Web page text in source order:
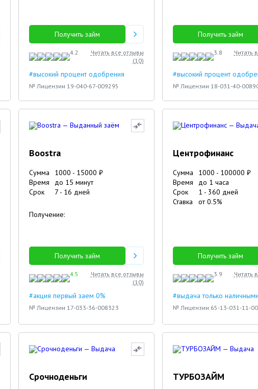
Получить займ
4.2
Читать все отзывы
(10)
#высокий процент одобрения
№ Лицензии 19-040-67-009295
Получить займ
3.8
Читать
#высокий процент
№ Лицензии 18-031-40-
Boostra
Сумма 1000 - 15000 ₽
Время
до 15 минут
Срок
7 - 16 дней
Получение:
Получить займ
4.5
Читать все отзывы
(10)
#акция первый заем 0%
№ Лицензии 17-033-36-008323
Центрофинанс
Сумма 1000 - 100000 ₽
Время
до 1 часа
Срок
1 - 360 дней
Ставка
от0.5%
Получить займ
3.9
Читать
#выдача только
№ Лицензии 65-13-031-11-
Срочноденьги ТУРБОЗАЙМ